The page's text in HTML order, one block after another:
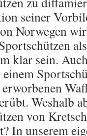
seiner
Norwegen
klar sein.
Weshalb
von
In unserem